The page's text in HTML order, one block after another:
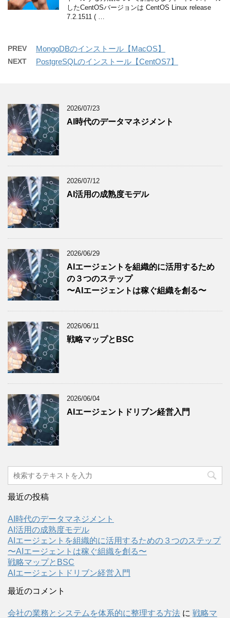
したCentOSバージョンは CentOS Linux release
7.2.1511 ( …
PREV MongoDBのインストール【MacOS】
NEXT PostgreSQLのインストール【CentOS7】
2026/07/23
AI時代のデータマネジメント
2026/07/12
AI活用の成熟度モデル
2026/06/29
AIエージェントを組織的に活用するため
の３つのステップ
〜AIエージェントは稼ぐ組織を創る〜
2026/06/11
戦略マップとBSC
2026/06/04
AIエージェントドリブン経営入門
最近の投稿
AI時代のデータマネジメント
AI活用の成熟度モデル
AIエージェントを組織的に活用するための３つのステップ
〜AIエージェントは稼ぐ組織を創る〜
戦略マップとBSC
AIエージェントドリブン経営入門
最近のコメント
会社の業務とシステムを体系的に整理する方法 に 戦略マ